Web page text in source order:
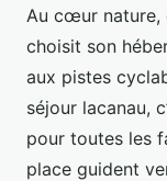
Au cœur nature,
choisit son
aux pistes
séjour lacanau,
pour toutes les
place guident